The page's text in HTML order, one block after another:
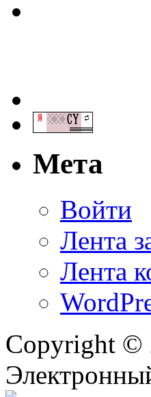
Мета
Войти
Лента
Лента
Copyright ©